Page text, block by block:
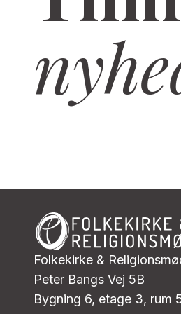
Folkekirke &
Peter Bangs Vej 5B
Bygning 6, etage 3, rum